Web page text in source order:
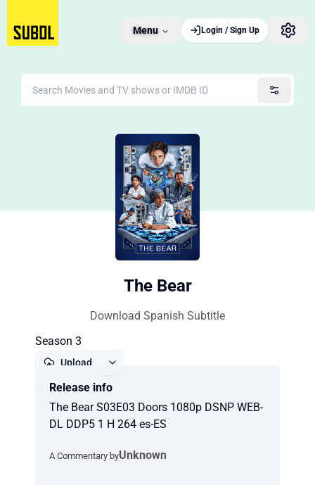
Menu Login / Sign Up
The Bear
Download Spanish Subtitle
Season 3
Upload
Release info
The Bear S03E03 Doors 1080p DSNP WEB-
DL DDP5 1 H 264 es-ES
A Commentary byUnknown